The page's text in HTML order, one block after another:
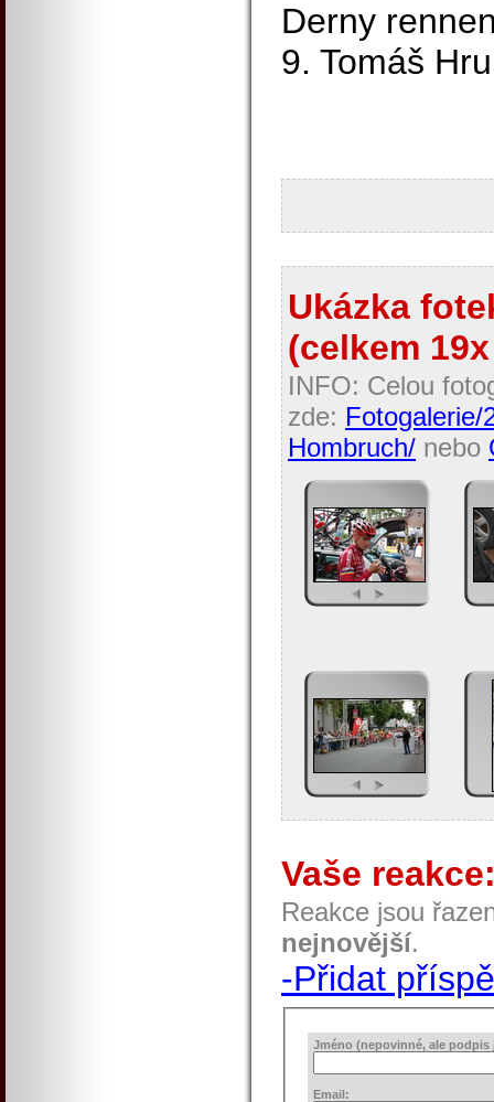
Derny
9. Tomáš
Ukázka
(celkem
INFO: Celou
zde: Fotogalerie/
Hombruch/ nebo
Vaše
Reakce jsou
nejnovější.
-Přidat
Jméno (nepovinné, ale podpis
Email: